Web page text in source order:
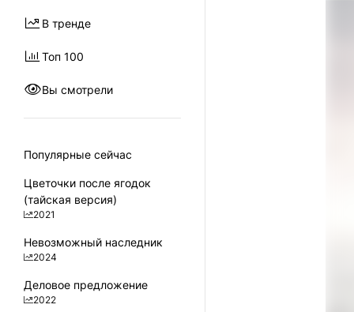
В тренде
Топ 100
Вы смотрели
Популярные сейчас
Цветочки после ягодок
(тайская версия)
2021
Невозможный наследник
2024
Деловое предложение
2022